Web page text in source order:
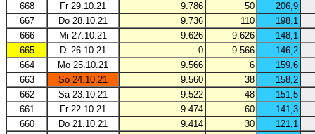
668
Fr 29.10.21 9.786 50
206,9
667
Do 28.10.21 9.736 110
198,1
666
Mi 27.10.21 9.626 9.626
148,1
665
Di 26.10.21 0 -9.566
146,2
664
Mo 25.10.21 9.566 6
159,6
663
So 24.10.21 9.560 38
158,2
662
Sa 23.10.21 9.522 48
151,5
661
Fr 22.10.21 9.474 60
141,3
660
Do 21.10.21 9.414 30
121,1